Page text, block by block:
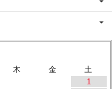
木 金
土
1